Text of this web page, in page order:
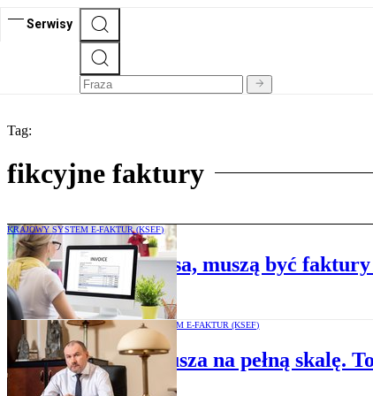
Serwisy
Tag:
fikcyjne faktury
KRAJOWY SYSTEM E-FAKTUR (KSEF)
Rachunki do lamusa, muszą być
KRAJOWY SYSTEM E-FAKTUR (KSEF)
KSeF rusza na pełną skalę.